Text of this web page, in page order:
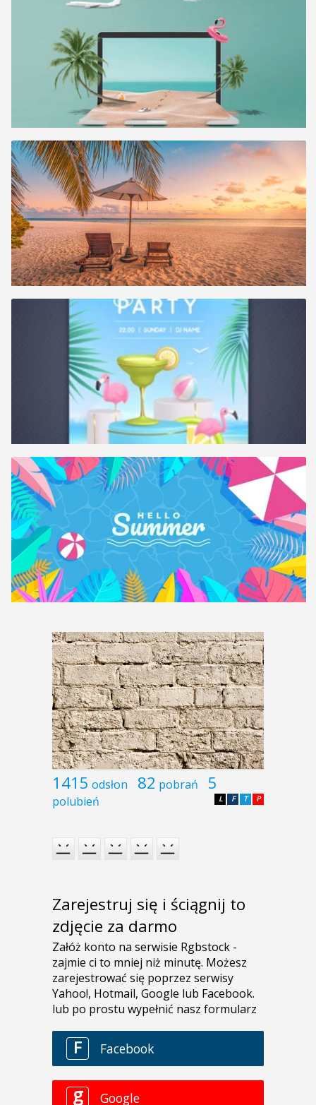
1415 odsłon 82 pobrań 5
polubień P
T
F
L
Zarejestruj się i ściągnij to
zdjęcie za darmo